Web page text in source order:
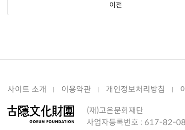
이전
사이트 소개 이용약관 개인정보처리방침
(재)고은문화재단
사업자등록번호 : 617-82-